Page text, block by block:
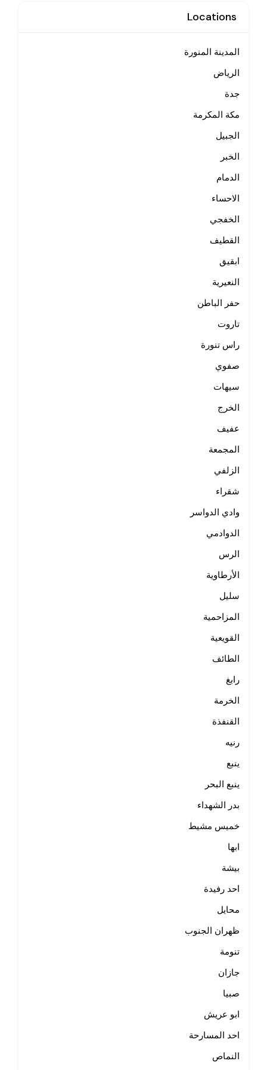
Locations
المدينة المنورة
الرياض
جدة
مكة المكرمة
الجبيل
الخبر
الدمام
الاحساء
الخفجي
القطيف
ابقيق
النعيرية
حفر الباطن
تاروت
راس تنورة
صفوي
سيهات
الخرج
عفيف
المجمعة
الزلفي
شقراء
وادي الدواسر
الدوادمي
الرس
الأرطاوية
سليل
المزاحمية
القويعية
الطائف
رابغ
الخرمة
القنفذة
رنيه
ينبع
ينبع البحر
بدر الشهداء
خميس مشيط
ابها
بيشة
احد رفيدة
محايل
ظهران الجنوب
تنومة
جازان
صبيا
ابو عريش
احد المسارحة
النماص